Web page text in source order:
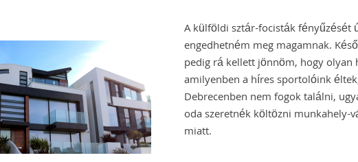
A külföldi sztár-focisták fényűzését
engedhetném meg magamnak.
pedig rá kellett jönnöm, hogy olyan
amilyenben a híres sportolóink
Debrecenben nem fogok találni,
oda szeretnék költözni munkahely-
miatt.